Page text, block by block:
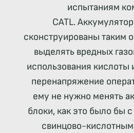
испытаниям
CATL.
сконструированы таким
выделять вредных
использования кислоты
перенапряжение
ему не нужно менять
блоки, как это было бы
свинцово-